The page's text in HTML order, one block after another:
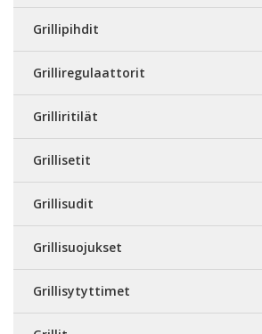
Grillipihdit
Grilliregulaattorit
Grilliritilät
Grillisetit
Grillisudit
Grillisuojukset
Grillisytyttimet